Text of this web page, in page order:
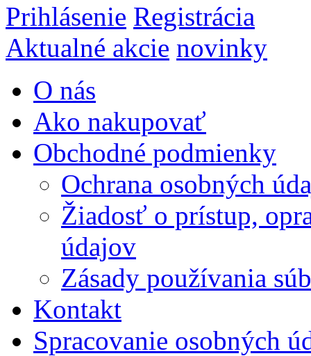
Prihlásenie Registrácia
Aktualné akcie novinky
O nás
Ako nakupovať
Obchodné podmienky
Ochrana osobných
Žiadosť o prístup,
údajov
Zásady používania
Kontakt
Spracovanie osobných